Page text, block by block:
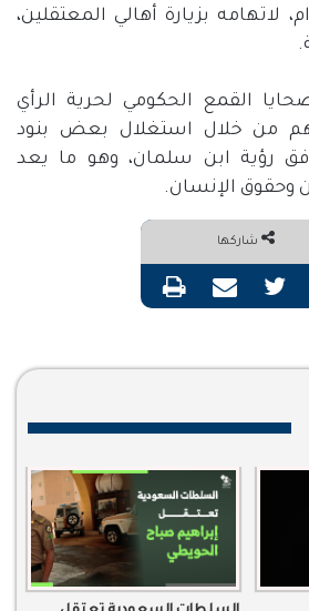
لاتهامه بزيارة أهالي المعتقلين،
.
القمع الحكومي لحرية الرأي
من خلال استغلال بعض بنود
رؤية ابن سلمان، وهو ما يعد
وحقوق الإنسان.
شاركها
فيسبوك تويتر مشاركة عبر البريد طباعة